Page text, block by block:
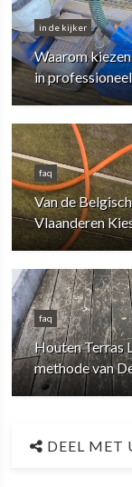
in de kijker
Waarom
in
faq
Van de
Vlaanderen
faq
Houten Terras
methode van
DEEL MET